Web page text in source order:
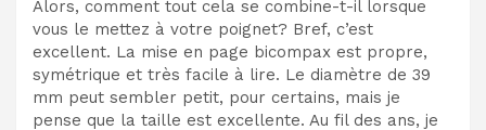
Alors, comment tout cela se combine-t-il lorsque
vous le mettez à votre poignet? Bref, c’est
excellent. La mise en page bicompax est propre,
symétrique et très facile à lire. Le diamètre de 39
mm peut sembler petit, pour certains, mais je
pense que la taille est excellente. Au fil des ans, je